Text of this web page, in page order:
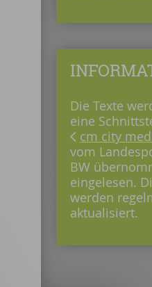
Die Texte
eine
cm city
vom
BW
eingelesen.
werden
aktualisiert.